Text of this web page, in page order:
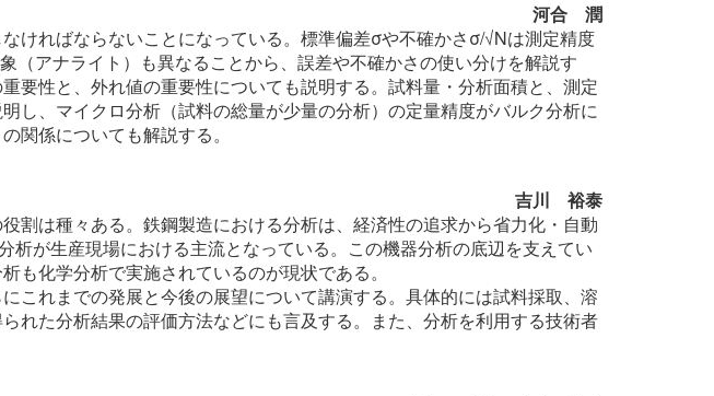
河合 潤
ければならないことになっている。標準偏差σや不確かさσ/√Nは測定精度
アナライト）も異なることから、誤差や不確かさの使い分けを解説す
要性と、外れ値の重要性についても説明する。試料量・分析面積と、測定
し、マイクロ分析（試料の総量が少量の分析）の定量精度がバルク分析に
関係についても解説する。
吉川 裕泰
割は種々ある。鉄鋼製造における分析は、経済性の追求から省力化・自動
が生産現場における主流となっている。この機器分析の底辺を支えてい
も化学分析で実施されているのが現状である。
これまでの発展と今後の展望について講演する。具体的には試料採取、溶
れた分析結果の評価方法などにも言及する。また、分析を利用する技術者